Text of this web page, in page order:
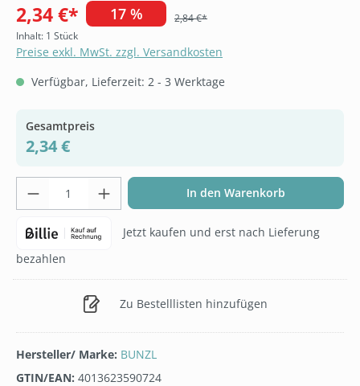
2,34 €* 17 %
2,84 €*
Inhalt: 1 Stück
Preise exkl. MwSt. zzgl. Versandkosten
Verfügbar, Lieferzeit: 2 - 3 Werktage
Gesamtpreis
2,34 €
Produkt Anzahl: Gib den gewünschten
In den Warenkorb
Jetzt kaufen und erst nach Lieferung
bezahlen
Zu Bestelllisten hinzufügen
Hersteller/ Marke: BUNZL
GTIN/EAN: 4013623590724